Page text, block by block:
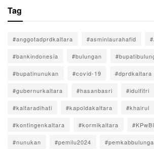
Tag
#anggotadprdkaltara #asminlaurahafid
#bankindonesia #bulungan
#bupatinunukan #covid-19 #dprdkaltara
#gubernurkaltara #hasanbasri #idulfitri
#kaltaradihati #kapoldakaltara #khairul
#kontingenkaltara #kormikaltara
#nunukan #pemilu2024